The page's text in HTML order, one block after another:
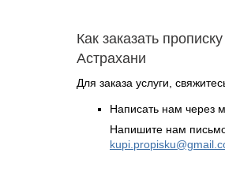
Как заказать
Астрахани
Для заказа услуги,
Написать нам через
Напишите нам